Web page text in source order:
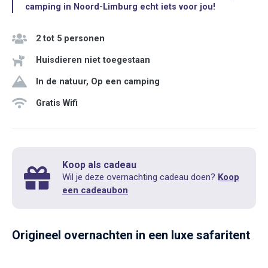
camping in Noord-Limburg echt iets voor jou!
2 tot 5 personen
Huisdieren niet toegestaan
In de natuur, Op een camping
Gratis Wifi
Koop als cadeau
Wil je deze overnachting cadeau doen? Koop
een cadeaubon
Origineel overnachten in een luxe safaritent